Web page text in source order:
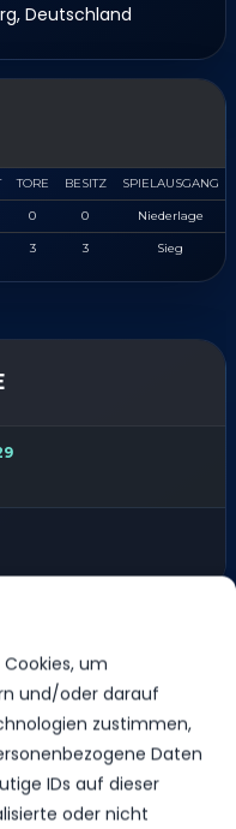
um
und/oder darauf
zustimmen,
Daten
IDs auf dieser
oder nicht
Deutschland
TORE BESITZ SPIELAUSGANG
0 0 Niederlage
3 3 Sieg